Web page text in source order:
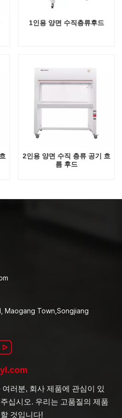
1인용 양면 수직층류후드
2인용 양면 수직 층류 공기 흐
름 후드
Maogang Town,Songjiang
러분, 회사 제품에 관심이 있
십시오. 우리는 고품질의 제품
것입니다!